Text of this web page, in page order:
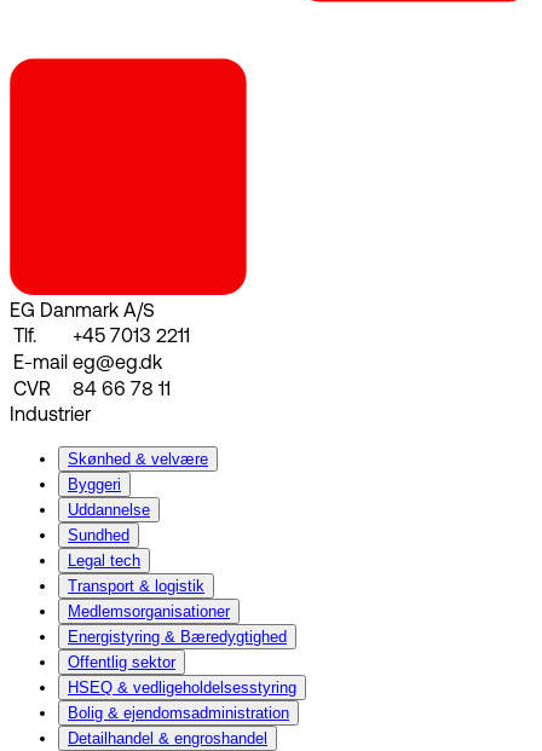
EG Danmark A/S
Tlf.
+45 7013 2211
E-mail eg@eg.dk
CVR
84 66 78 11
Industrier
Skønhed & velvære
Byggeri
Uddannelse
Sundhed
Legal tech
Transport & logistik
Medlemsorganisationer
Energistyring & Bæredygtighed
Offentlig sektor
HSEQ & vedligeholdelsesstyring
Bolig & ejendomsadministration
Detailhandel & engroshandel